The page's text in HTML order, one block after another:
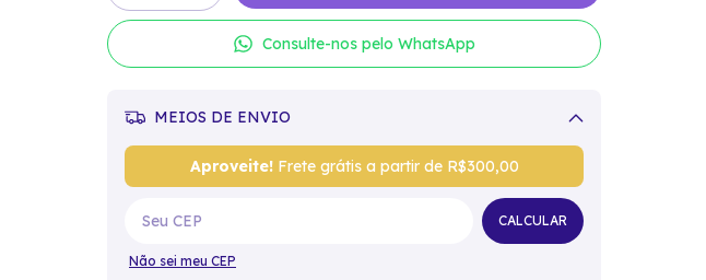
Consulte-nos pelo WhatsApp
MEIOS DE ENVIO
Aproveite!Frete grátis a partir de R$300,00
CALCULAR
Não sei meu CEP